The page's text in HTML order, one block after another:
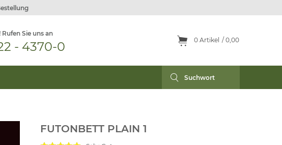
Sie uns an
- 4370-0 0 Artikel 0,00
FUTONBETT PLAIN 1